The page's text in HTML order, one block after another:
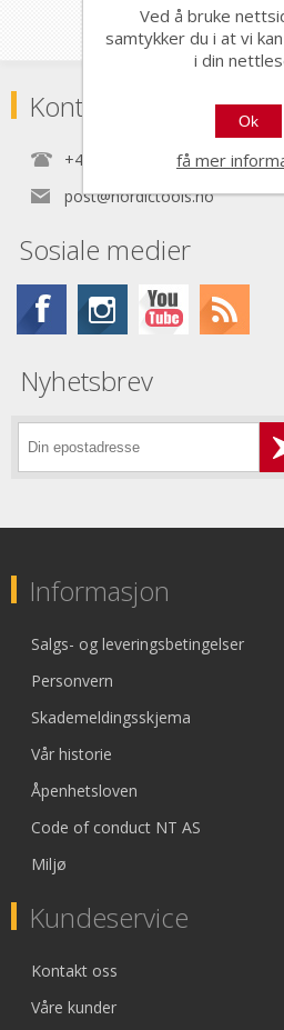
Kontaktinformasjon
+47 22 30 40 70
post@nordictools.no
Sosiale medier
Nyhetsbrev
Informasjon
Salgs- og leveringsbetingelser
Personvern
Skademeldingsskjema
Vår historie
Åpenhetsloven
Code of conduct NT AS
Miljø
Kundeservice
Kontakt oss
Våre kunder
Ved å bruke
samtykker du i at vi
i din
Ok
få mer